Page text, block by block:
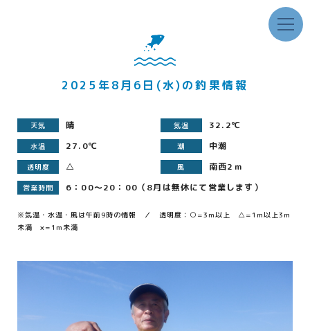
2025年8月6日(水)の釣果情報
天気 晴 気温 32.2℃
水温 27.0℃ 潮 中潮
透明度 △ 風 南西2ｍ
営業時間 6：00～20：00（8月は無休にて営業します）
※気温・水温・風は午前9時の情報 ／ 透明度：○=3m以上 △=1m以上3m
未満 ×=1m未満